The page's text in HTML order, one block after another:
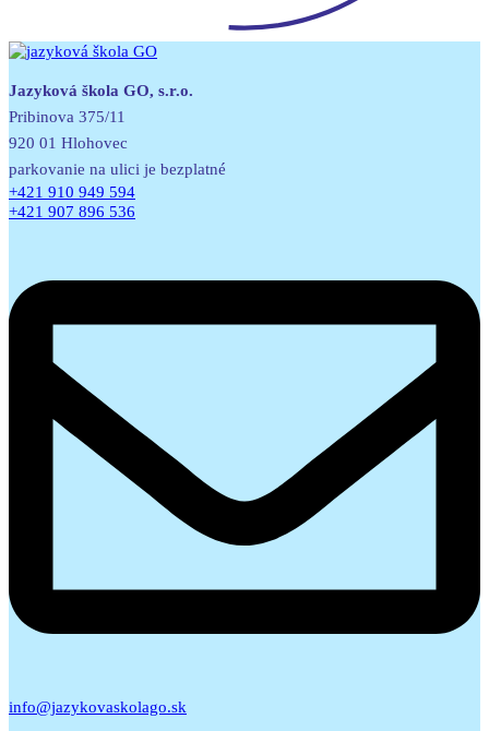
Jazyková škola GO, s.r.o.
Pribinova 375/11
920 01 Hlohovec
parkovanie na ulici je bezplatné
+421 910 949 594
+421 907 896 536
info@jazykovaskolago.sk